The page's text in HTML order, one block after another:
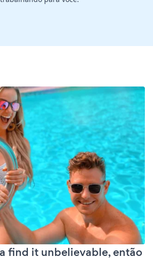
find it unbelievable, então